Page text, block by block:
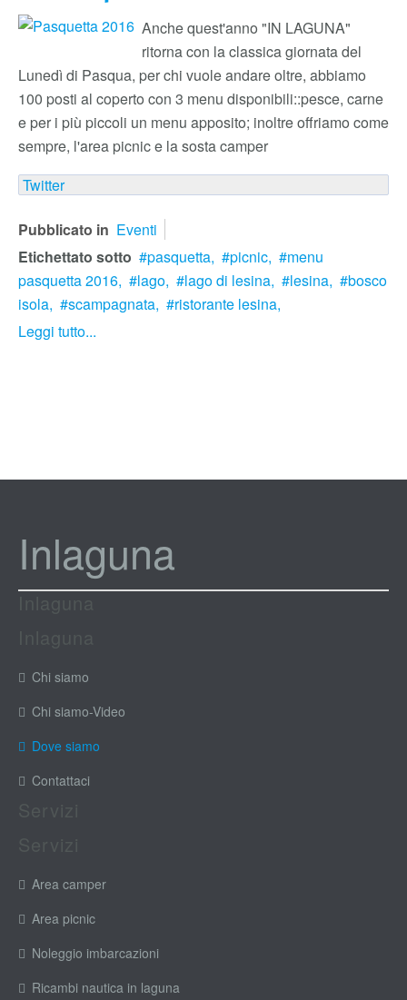
Anche quest'anno "IN LAGUNA"
ritorna con la classica giornata del
Lunedì di Pasqua, per chi vuole andare oltre, abbiamo
100 posti al coperto con 3 menu disponibili::pesce, carne
e per i più piccoli un menu apposito; inoltre offriamo come
sempre, l'area picnic e la sosta camper
Twitter
Pubblicato in Eventi
Etichettato sotto
pasquetta, picnic,
menu
pasquetta 2016,
lago, lago di lesina, lesina,
bosco
isola,
scampagnata,
ristorante lesina,
Leggi tutto...
Inlaguna
Chi siamo
Chi siamo-Video
Dove siamo
Contattaci
Area camper
Area picnic
Noleggio imbarcazioni
Ricambi nautica in laguna